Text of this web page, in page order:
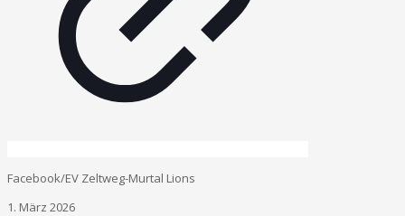
Facebook/EV Zeltweg-Murtal Lions
1. März 2026